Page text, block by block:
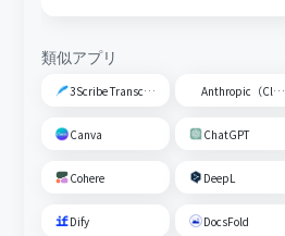
類似アプリ
3Scribe Transcription Anthropic（Claude）
Canva ChatGPT
Cohere DeepL
Dify DocsFold